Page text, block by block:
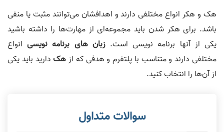
هک و هکر انواع مختلفی دارند و اهدافشان می‌توانند مثبت یا منفی
باشد. برای هکر شدن باید مجموعه‌ای از مهارت‌ها را داشته باشید
یکی از آنها برنامه نویسی است.زبان های برنامه نویسیانواع
مختلفی دارند و متناسب با پلتفرم و هدفی که از هکدارید باید یکی
از آن‌ها را انتخاب کنید.